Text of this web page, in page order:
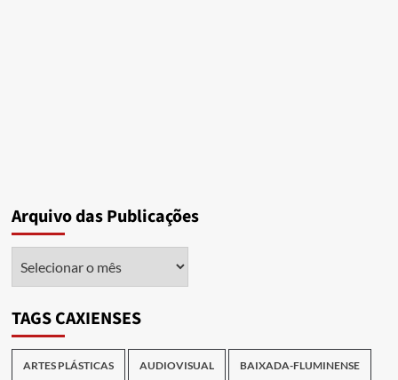
Arquivo das Publicações
TAGS CAXIENSES
ARTES PLÁSTICAS AUDIOVISUAL BAIXADA-FLUMINENSE